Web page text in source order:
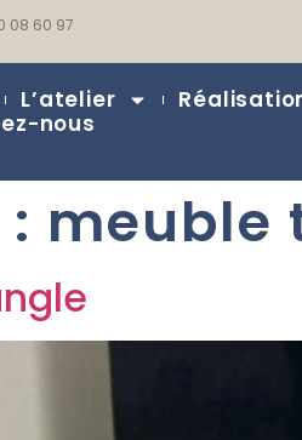
08 60 97
L’atelier
nous
meuble